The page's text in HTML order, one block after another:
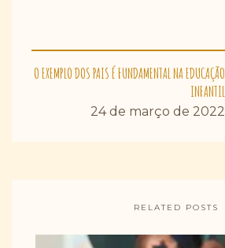
O EXEMPLO DOS PAIS É FUNDAMENTAL NA EDUCAÇÃO
INFANTIL
24 de março de 2022
RELATED POSTS